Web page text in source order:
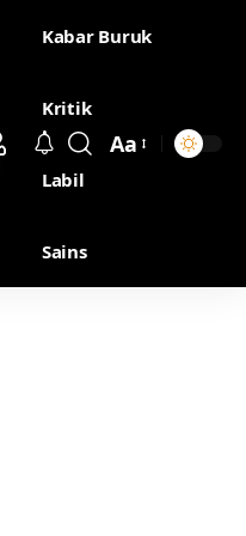
Kabar Buruk
Kritik
Labil
Sains
Aa